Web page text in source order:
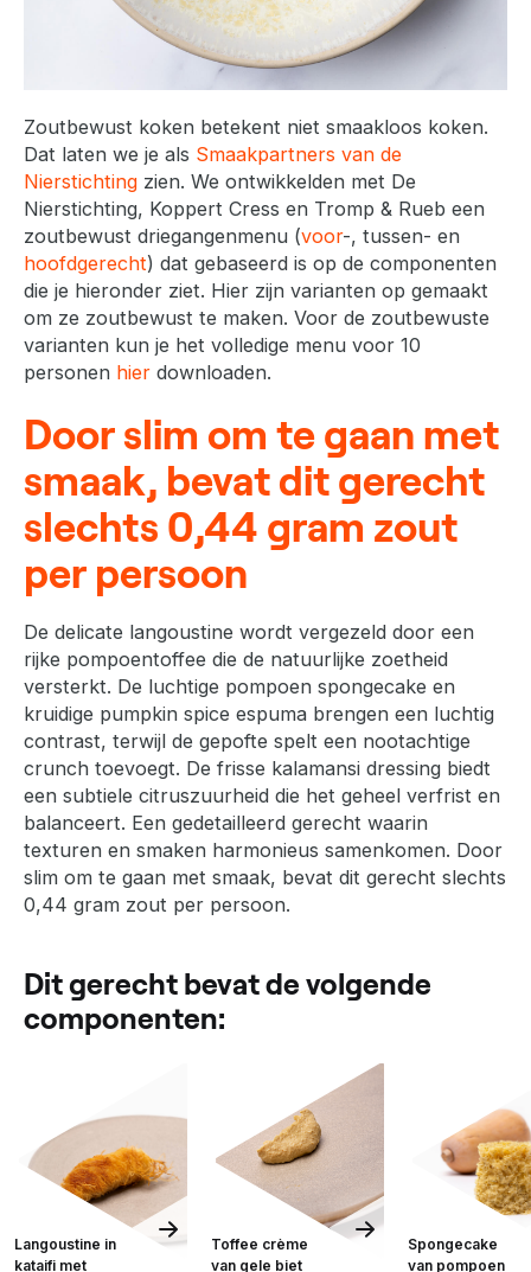
Zoutbewust koken betekent niet smaakloos koken.
Dat laten we je als Smaakpartners van de
Nierstichting zien. We ontwikkelden met De
Nierstichting, Koppert Cress en Tromp & Rueb een
zoutbewust driegangenmenu (voor-, tussen- en
hoofdgerecht) dat gebaseerd is op de componenten
die je hieronder ziet. Hier zijn varianten op gemaakt
om ze zoutbewust te maken. Voor de zoutbewuste
varianten kun je het volledige menu voor 10
personen hier downloaden.
Door slim om te gaan met
smaak, bevat dit gerecht
slechts 0,44 gram zout
per persoon
De delicate langoustine wordt vergezeld door een
rijke pompoentoffee die de natuurlijke zoetheid
versterkt. De luchtige pompoen spongecake en
kruidige pumpkin spice espuma brengen een luchtig
contrast, terwijl de gepofte spelt een nootachtige
crunch toevoegt. De frisse kalamansi dressing biedt
een subtiele citruszuurheid die het geheel verfrist en
balanceert. Een gedetailleerd gerecht waarin
texturen en smaken harmonieus samenkomen. Door
slim om te gaan met smaak, bevat dit gerecht slechts
0,44 gram zout per persoon.
Dit gerecht bevat de volgende
componenten:
Langoustine in
kataifi met
Toffee crème
van gele biet
Spongecake
van pompoen